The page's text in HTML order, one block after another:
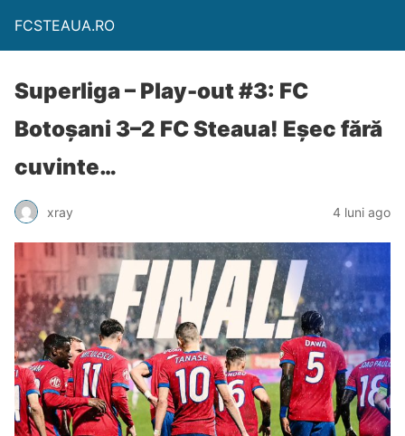
FCSTEAUA.RO
Superliga – Play-out #3: FC
Botoșani 3–2 FC Steaua! Eșec fără
cuvinte…
xray 4 luni ago